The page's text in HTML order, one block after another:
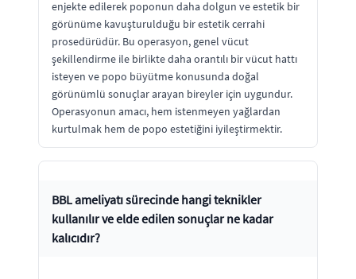
enjekte edilerek poponun daha dolgun ve estetik bir
görünüme kavuşturulduğu bir estetik cerrahi
prosedürüdür. Bu operasyon, genel vücut
şekillendirme ile birlikte daha orantılı bir vücut hattı
isteyen ve popo büyütme konusunda doğal
görünümlü sonuçlar arayan bireyler için uygundur.
Operasyonun amacı, hem istenmeyen yağlardan
kurtulmak hem de popo estetiğini iyileştirmektir.
BBL ameliyatı sürecinde hangi teknikler
kullanılır ve elde edilen sonuçlar ne kadar
kalıcıdır?